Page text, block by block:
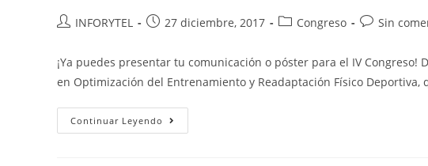
INFORYTEL 27 diciembre, 2017 Congreso Sin
¡Ya puedes presentar tu comunicación o póster para el IV
en Optimización del Entrenamiento y Readaptación Físico
Continuar Leyendo